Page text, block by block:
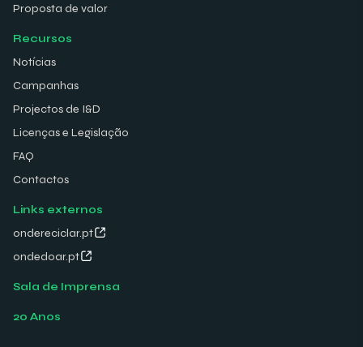
Proposta de valor
Recursos
Notícias
Campanhas
Projectos de I&D
Licenças e Legislação
FAQ
Contactos
Links externos
ondereciclar.pt
ondedoar.pt
Sala de Imprensa
20 Anos